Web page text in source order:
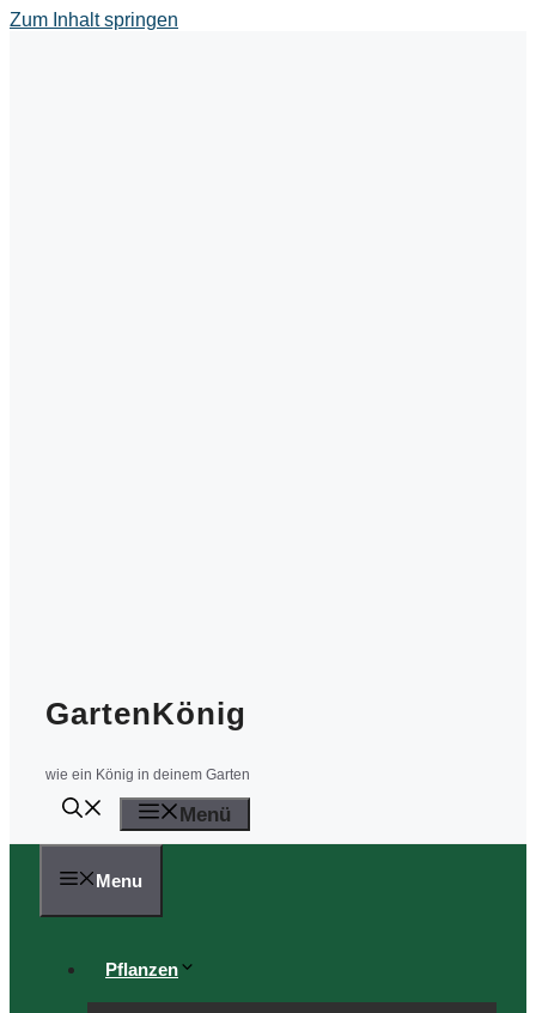
Zum Inhalt springen
GartenKönig
wie ein König in deinem Garten
Menü
Menu
Pflanzen